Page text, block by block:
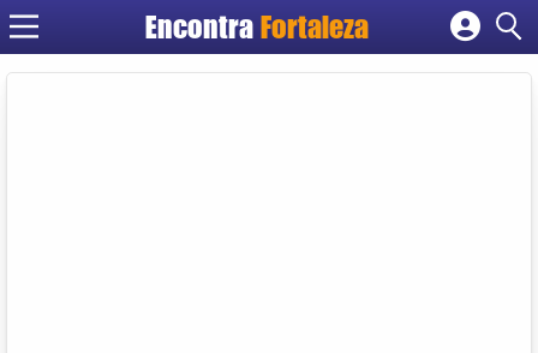
EncontraFortaleza
Cadastrar empresa